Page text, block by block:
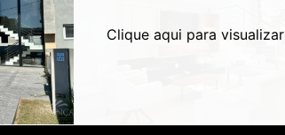
Clique aqui para visualizar